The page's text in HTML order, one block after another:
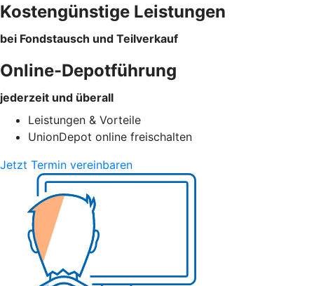
Kostengünstige Leistungen
bei Fondstausch und Teilverkauf
Online-Depotführung
jederzeit und überall
Leistungen & Vorteile
UnionDepot online freischalten
Jetzt Termin vereinbaren